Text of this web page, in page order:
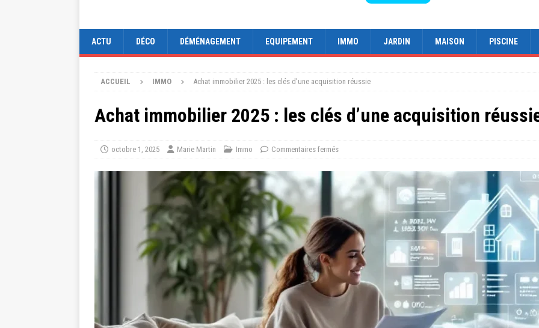
ACTU DÉCO DÉMÉNAGEMENT EQUIPEMENT IMMO JARDIN MAISON PISCINE
ACCUEIL IMMO Achat immobilier 2025 : les clés d’une acquisition réussie
Achat immobilier 2025 : les clés d’une acquisition
octobre 1, 2025 Marie Martin Immo Commentaires fermés